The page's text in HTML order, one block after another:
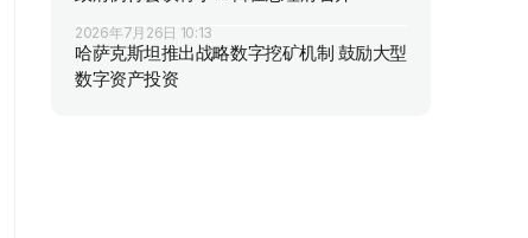
2026年7月26日 10:13
哈萨克斯坦推出战略数字挖矿机制 鼓励大型
数字资产投资